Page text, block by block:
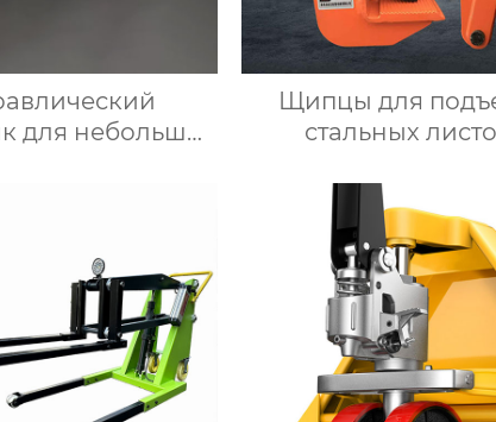
для небольших
Щипцы для
стальных